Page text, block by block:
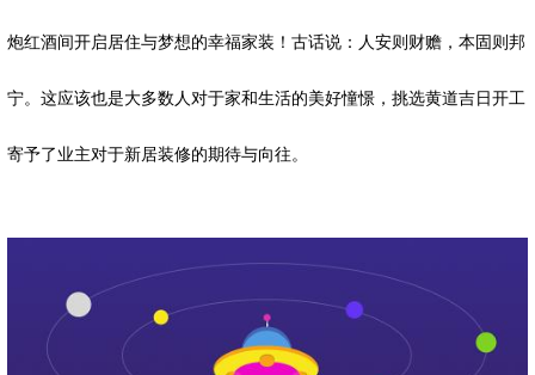
炮红酒间开启居住与梦想的幸福家装！古话说：人安则财赡，本固则邦
宁。这应该也是大多数人对于家和生活的美好憧憬，挑选黄道吉日开工
寄予了业主对于新居装修的期待与向往。